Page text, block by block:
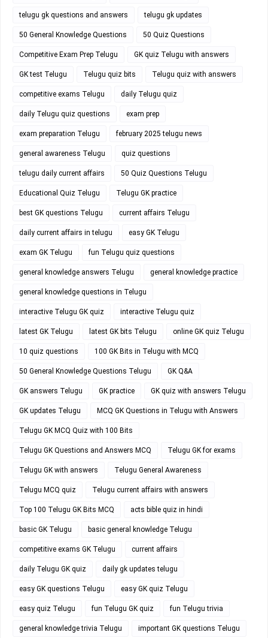
telugu gk questions and answers telugu gk updates
50 General Knowledge Questions 50 Quiz Questions
Competitive Exam Prep Telugu GK quiz Telugu with answers
GK test Telugu Telugu quiz bits Telugu quiz with answers
competitive exams Telugu daily Telugu quiz
daily Telugu quiz questions exam prep
exam preparation Telugu february 2025 telugu news
general awareness Telugu quiz questions
telugu daily current affairs 50 Quiz Questions Telugu
Educational Quiz Telugu Telugu GK practice
best GK questions Telugu current affairs Telugu
daily current affairs in telugu easy GK Telugu
exam GK Telugu fun Telugu quiz questions
general knowledge answers Telugu general knowledge practice
general knowledge questions in Telugu
interactive Telugu GK quiz interactive Telugu quiz
latest GK Telugu latest GK bits Telugu online GK quiz Telugu
10 quiz questions 100 GK Bits in Telugu with MCQ
50 General Knowledge Questions Telugu GK Q&A
GK answers Telugu GK practice GK quiz with answers Telugu
GK updates Telugu MCQ GK Questions in Telugu with Answers
Telugu GK MCQ Quiz with 100 Bits
Telugu GK Questions and Answers MCQ Telugu GK for exams
Telugu GK with answers Telugu General Awareness
Telugu MCQ quiz Telugu current affairs with answers
Top 100 Telugu GK Bits MCQ acts bible quiz in hindi
basic GK Telugu basic general knowledge Telugu
competitive exams GK Telugu current affairs
daily Telugu GK quiz daily gk updates telugu
easy GK questions Telugu easy GK quiz Telugu
easy quiz Telugu fun Telugu GK quiz fun Telugu trivia
general knowledge trivia Telugu important GK questions Telugu